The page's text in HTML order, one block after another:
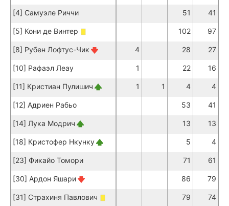
[4] Самуэле Риччи 51 41
[5] Кони де Винтер 102 97
[8] Рубен Лофтус-Чик 4 28 27
[10] Рафаэл Леау 1 22 16
[11] Кристиан Пулишич 1 1 4 4
[12] Адриен Рабьо 53 41
[14] Лука Модрич 13 13
[18] Кристофер Нкунку 5 4
[23] Фикайо Томори 71 61
[30] Ардон Яшари 86 79
[31] Страхиня Павлович 79 74